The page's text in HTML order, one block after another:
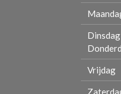
Vrijdag